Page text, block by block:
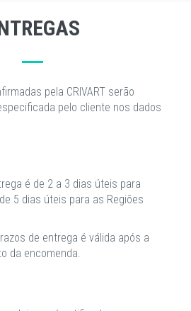
pela CRIVART serão
pelo cliente nos dados
é de 2 a 3 dias úteis para
5 dias úteis para as Regiões
de entrega é válida após a
da encomenda.